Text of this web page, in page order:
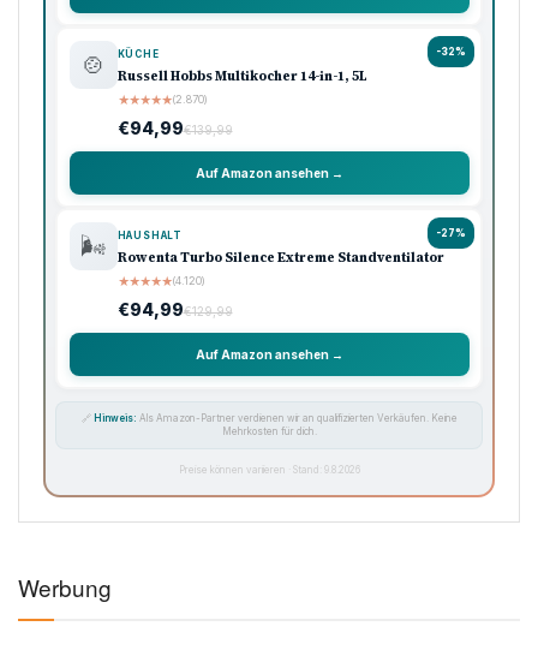
-32%
🍲 KÜCHE
Russell Hobbs Multikocher 14-in-1, 5L
★★★★★(2.870)
€94,99€139,99
Auf Amazon ansehen →
-27%
🌬️ HAUSHALT
Rowenta Turbo Silence Extreme Standventilator
★★★★★(4.120)
€94,99€129,99
Auf Amazon ansehen →
🔗 Hinweis: Als Amazon-Partner verdienen wir an qualifizierten Verkäufen. Keine
Mehrkosten für dich.
Preise können variieren · Stand: 9.8.2026
Werbung